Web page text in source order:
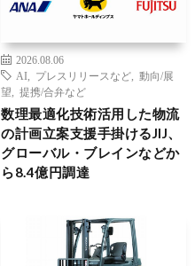
2026.08.06
AI
プレスリリースなど
動向/展
望
提携/合弁など
数理最適化技術活用した物流
の計画立案支援手掛けるJIJ、
グローバル・ブレインなどか
ら8.4億円調達